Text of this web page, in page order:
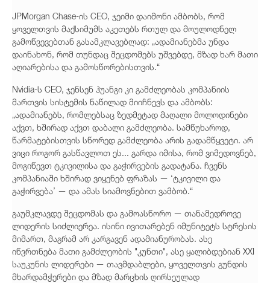
JPMorgan Chase-ის CEO, ჯეიმი დაიმონი ამბობს, რომ
ყოველთვის მაქსიმუმს აკეთებს რთულ და მოულოდნელ
გამოწვევებთან გასამკლავებლად: „ადამიანებმა უნდა
დაინახონ, რომ თუნდაც შეცდომებს უშვებდე, მზად ხარ მათი
აღიარებისა და გამოსწორებისთვის.“
Nvidia-ს CEO, ჯენსენ ჰუანგი კი გამძლეობას კომპანიის
მართვის სისტემის ნაწილად მიიჩნევს და ამბობს:
„ადამიანებს, რომლებსაც ზედმეტად მაღალი მოლოდინები
აქვთ, ხშირად აქვთ დაბალი გამძლეობა. სამწუხაროდ,
წარმატებისთვის სწორედ გამძლეობა არის გადამწყვეტი. არ
ვიცი როგორ გასწავლოთ ეს... გარდა იმისა, რომ ვიმედოვნებ,
მოგიწევთ ტკივილისა და გაჭირვების გადატანა. ჩვენს
კომპანიაში ხშირად ვიყენებ ფრაზას — ‘ტკივილი და
გაჭირვება’ — და ამას სიამოვნებით ვამბობ.“
გაუმკლავდე შეცდომას და გამოასწორო — თანამედროვე
ლიდერის სიძლიერეა. ისინი ივითარებენ იმუნიტეტს სტრესის
მიმართ, მაგრამ არ კარგავენ ადამიანურობას. ასე
იწვრთნება მათი გამძლეობის "კუნთი", ასე ყალიბდებიან XXI
საუკუნის ლიდერები — თავმდაბლები, ყოველთვის გუნდის
მხარდამჭერები და მზად მარცხის ღირსეულად